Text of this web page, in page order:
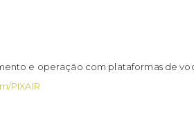
e operação com plataformas de
PIXAIR